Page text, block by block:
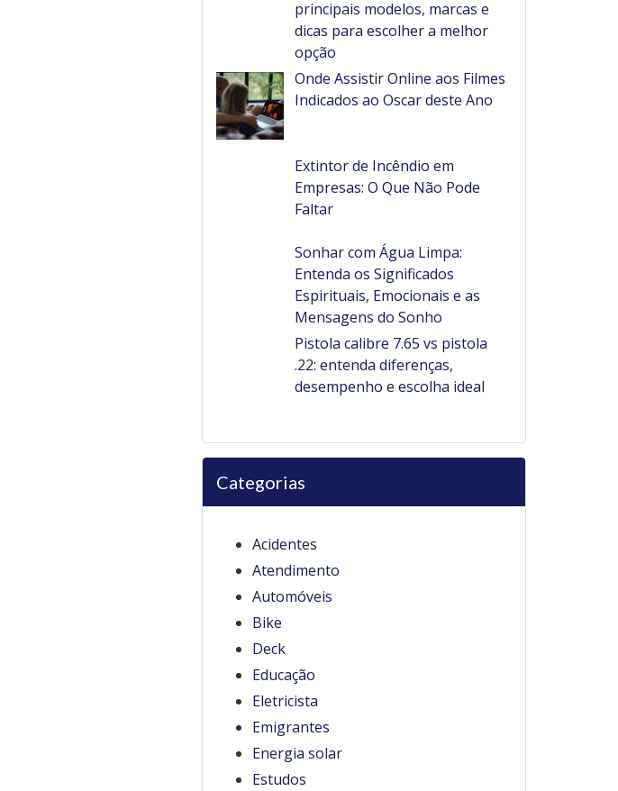
principais modelos, marcas e
dicas para escolher a melhor
opção
Onde Assistir Online aos Filmes
Indicados ao Oscar deste Ano
Extintor de Incêndio em
Empresas: O Que Não Pode
Faltar
Sonhar com Água Limpa:
Entenda os Significados
Espirituais, Emocionais e as
Mensagens do Sonho
Pistola calibre 7.65 vs pistola
.22: entenda diferenças,
desempenho e escolha ideal
Categorias
Acidentes
Atendimento
Automóveis
Bike
Deck
Educação
Eletricista
Emigrantes
Energia solar
Estudos